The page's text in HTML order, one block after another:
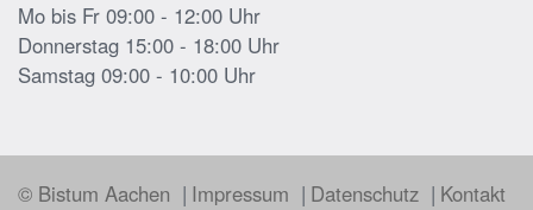
Mo bis Fr 09:00 - 12:00 Uhr
Donnerstag 15:00 - 18:00 Uhr
Samstag 09:00 - 10:00 Uhr
© Bistum Aachen Impressum Datenschutz Kontakt